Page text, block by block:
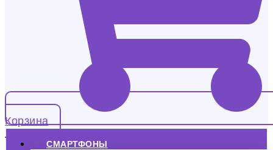
Корзина
СМАРТФОНЫ